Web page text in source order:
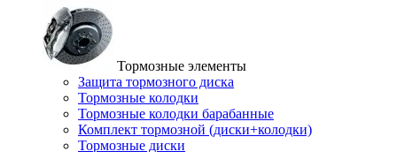
Тормозные элементы
Защита тормозного диска
Тормозные колодки
Тормозные колодки барабанные
Комплект тормозной (диски+колодки)
Тормозные диски